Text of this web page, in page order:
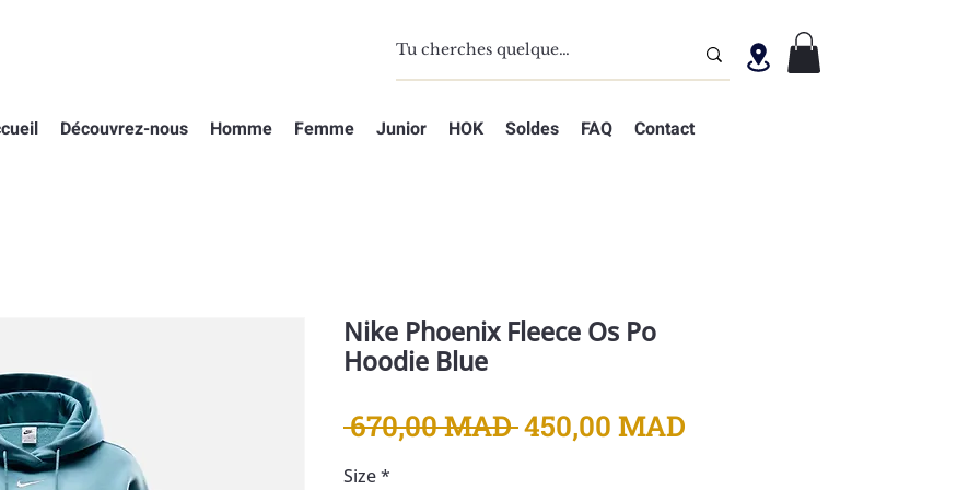
Découvrez-nous Homme Femme Junior HOK Soldes FAQ Contact
Nike Phoenix Fleece Os Po
Hoodie Blue
670,00 MAD Prix
450,00 MAD
Size*